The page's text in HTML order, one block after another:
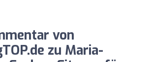
von
zu Maria-